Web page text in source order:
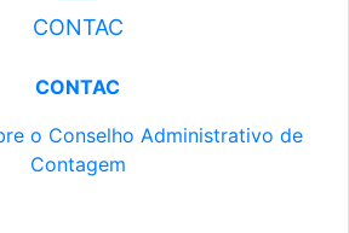
CONTAC
CONTAC
o Conselho Administrativo de
Contagem